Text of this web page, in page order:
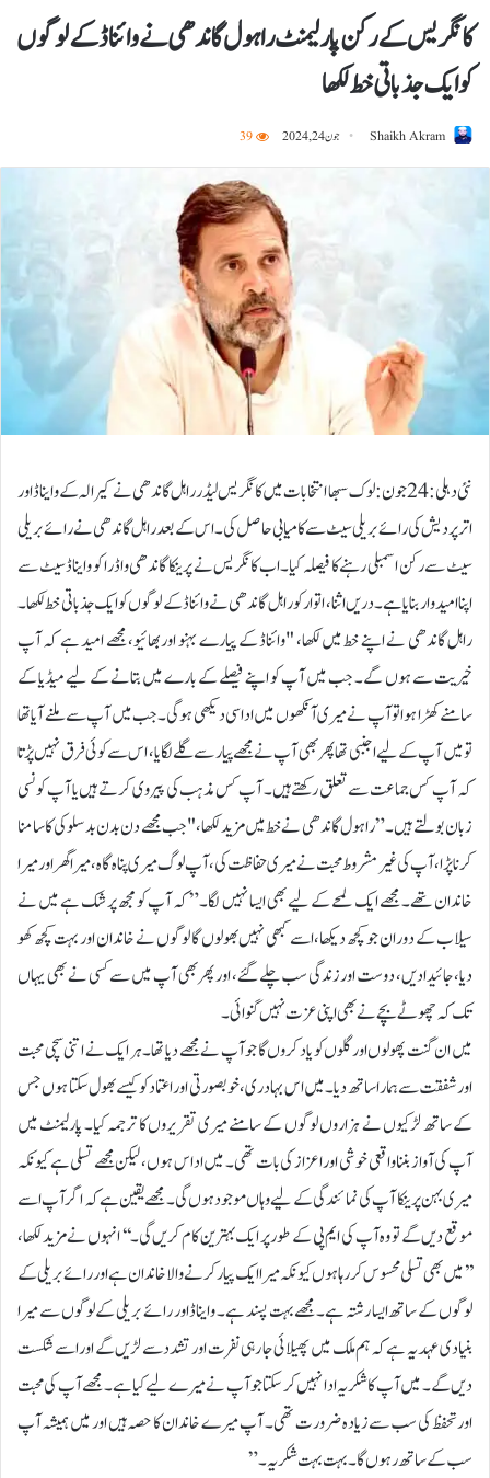
کانگریس کے رکن پارلیمنٹ راہول گاندھی نے وائناڈ کے لوگوں
کو ایک جذباتی خط لکھا
Shaikh Akram جون 24, 2024 39
نئی دہلی:24 جون:لوک سبھا انتخابات میں کانگریس لیڈر راہل گاندھی نے کیرالہ کے وایناڈ اور
اتر پردیش کی رائے بریلی سیٹ سے کامیابی حاصل کی۔ اس کے بعد راہل گاندھی نے رائے بریلی
سیٹ سے رکن اسمبلی رہنے کا فیصلہ کیا۔ اب کانگریس نے پرینکا گاندھی واڈرا کو وایناڈ سیٹ سے
اپنا امیدوار بنایا ہے۔ دریں اثنا، اتوار کو راہل گاندھی نے وائناڈ کے لوگوں کو ایک جذباتی خط لکھا۔
راہل گاندھی نے اپنے خط میں لکھا، "وائناڈ کے پیارے بہنو اور بھائیو، مجھے امید ہے کہ آپ
خیریت سے ہوں گے۔ جب میں آپ کو اپنے فیصلے کے بارے میں بتانے کے لیے میڈیا کے
سامنے کھڑا ہوا تو آپ نے میری آنکھوں میں اداسی دیکھی ہوگی۔ جب میں آپ سے ملنے آیا تھا
تو میں آپ کے لیے اجنبی تھا پھر بھی آپ نے مجھے پیار سے گلے لگایا، اس سے کوئی فرق نہیں پڑتا
کہ آپ کس جماعت سے تعلق رکھتے ہیں۔ آپ کس مذہب کی پیروی کرتے ہیں یا آپ کونسی
زبان بولتے ہیں۔” راہول گاندھی نے خط میں مزید لکھا، "جب مجھے دن بدن بدسلوکی کا سامنا
کرنا پڑا، آپ کی غیر مشروط محبت نے میری حفاظت کی، آپ لوگ میری پناہ گاہ، میرا گھر اور میرا
خاندان تھے۔ مجھے ایک لمحے کے لیے بھی ایسا نہیں لگا۔” کہ آپ کو مجھ پر شک ہے میں نے
سیلاب کے دوران جو کچھ دیکھا،اسے کبھی نہیں بھولوں گا لوگوں نے خاندان اور بہت کچھ کھو
دیا،جائیدادیں، دوست اورزندگی سب چلے گئے، اور پھر بھی آپ میں سے کسی نے بھی یہاں
تک کہ چھوٹے بچے نے بھی اپنی عزت نہیں گنوائی۔
میں ان گنت پھولوں اور گلوں کو یاد کروں گا جو آپ نے مجھے دیا تھا۔ ہر ایک نے اتنی سچی محبت
اور شفقت سے ہمارا ساتھ دیا۔ میں اس بہادری، خوبصورتی اور اعتماد کو کیسے بھول سکتا ہوں جس
کے ساتھ لڑکیوں نے ہزاروں لوگوں کے سامنے میری تقریروں کا ترجمہ کیا۔ پارلیمنٹ میں
آپ کی آواز بننا واقعی خوشی اور اعزاز کی بات تھی۔ میں اداس ہوں، لیکن مجھے تسلی ہے کیونکہ
میری بہن پرینکا آپ کی نمائندگی کے لیے وہاں موجود ہوں گی۔ مجھے یقین ہے کہ اگر آپ اسے
موقع دیں گے تو وہ آپ کی ایم پی کے طور پر ایک بہترین کام کریں گی۔‘‘ انہوں نے مزید لکھا،
’’میں بھی تسلی محسوس کر رہا ہوں کیونکہ میرا ایک پیار کرنے والا خاندان ہے اور رائے بریلی کے
لوگوں کے ساتھ ایسا رشتہ ہے۔ مجھے بہت پسند ہے۔ وایناڈ اور رائے بریلی کے لوگوں سے میرا
بنیادی عہد یہ ہے کہ ہم ملک میں پھیلائی جا رہی نفرت اور تشدد سے لڑیں گے اور اسے شکست
دیں گے۔ میں آپ کا شکریہ ادا نہیں کر سکتا جو آپ نے میرے لیے کیا ہے۔ مجھے آپ کی محبت
اور تحفظ کی سب سے زیادہ ضرورت تھی۔ آپ میرے خاندان کا حصہ ہیں اور میں ہمیشہ آپ
سب کے ساتھ رہوں گا۔ بہت بہت شکریہ۔”